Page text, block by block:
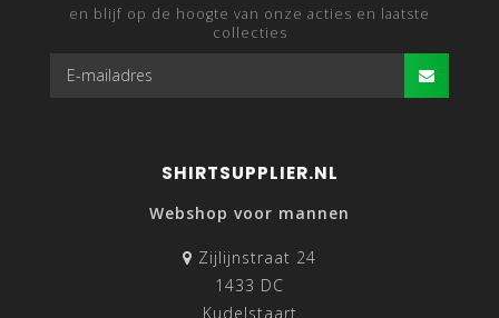
en blijf op de hoogte van onze acties en laatste
collecties
SHIRTSUPPLIER.NL
Webshop voor mannen
Zijlijnstraat 24
1433 DC
Kudelstaart